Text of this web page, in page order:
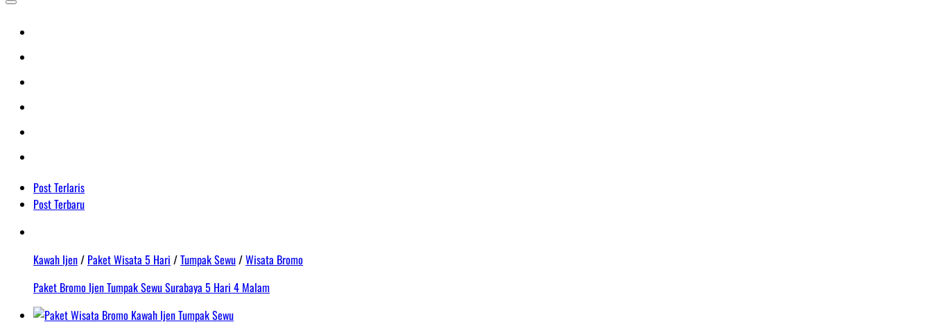
Post Terlaris
Post Terbaru
Kawah Ijen/ Paket Wisata 5 Hari /Tumpak Sewu/Wisata Bromo
Paket Bromo Ijen Tumpak Sewu Surabaya 5 Hari 4 Malam